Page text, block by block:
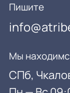
Пишите
Мы
СПб,